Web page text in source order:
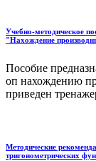
Учебно-методическое
"Нахождение
Пособие
оп нахождению
приведен
Методические
тригонометрических